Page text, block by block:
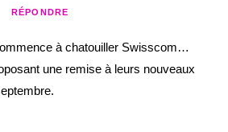
RÉPONDRE
à chatouiller Swisscom…
une remise à leurs nouveaux